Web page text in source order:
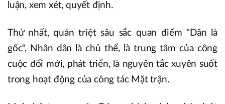
luận, xem xét, quyết định.
Thứ nhất, quán triệt sâu sắc quan điểm "Dân là
gốc", Nhân dân là chủ thể, là trung tâm của công
cuộc đổi mới, phát triển, là nguyên tắc xuyên suốt
trong hoạt động của công tác Mặt trận.